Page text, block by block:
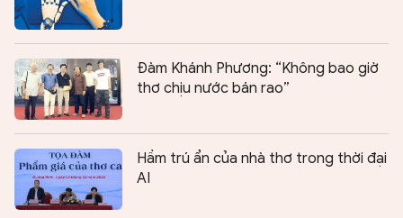
Đàm Khánh Phương: “Không bao giờ
thơ chịu nước bán rao”
Hầm trú ẩn của nhà thơ trong thời đại
AI